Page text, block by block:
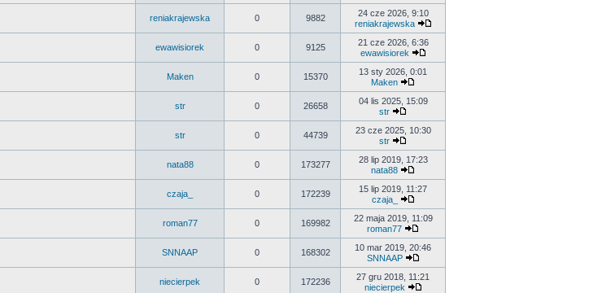
reniakrajewska 0 9882
24 cze 2026, 9:10
reniakrajewska
ewawisiorek 0 9125
21 cze 2026, 6:36
ewawisiorek
Maken 0 15370
13 sty 2026, 0:01
Maken
str 0 26658
04 lis 2025, 15:09
str
str 0 44739
23 cze 2025, 10:30
str
nata88 0 173277
28 lip 2019, 17:23
nata88
czaja_ 0 172239
15 lip 2019, 11:27
czaja_
roman77 0 169982
22 maja 2019, 11:09
roman77
SNNAAP 0 168302
10 mar 2019, 20:46
SNNAAP
niecierpek 0 172236
27 gru 2018, 11:21
niecierpek